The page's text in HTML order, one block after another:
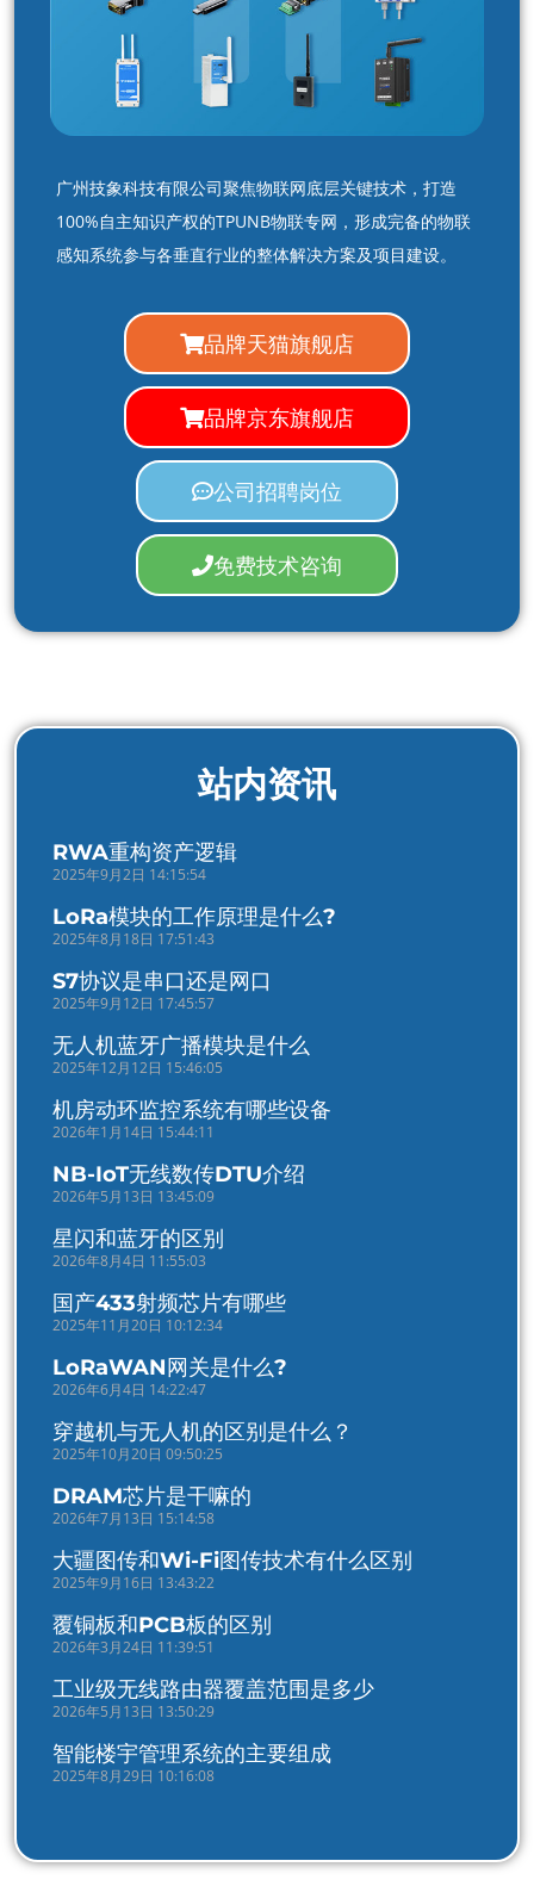
广州技象科技有限公司聚焦物联网底层关键技术，打造
100%自主知识产权的TPUNB物联专网，形成完备的物联
感知系统参与各垂直行业的整体解决方案及项目建设。
品牌天猫旗舰店
品牌京东旗舰店
公司招聘岗位
免费技术咨询
站内资讯
RWA重构资产逻辑
2025年9月2日 14:15:54
LoRa模块的工作原理是什么?
2025年8月18日 17:51:43
S7协议是串口还是网口
2025年9月12日 17:45:57
无人机蓝牙广播模块是什么
2025年12月12日 15:46:05
机房动环监控系统有哪些设备
2026年1月14日 15:44:11
NB-IoT无线数传DTU介绍
2026年5月13日 13:45:09
星闪和蓝牙的区别
2026年8月4日 11:55:03
国产433射频芯片有哪些
2025年11月20日 10:12:34
LoRaWAN网关是什么?
2026年6月4日 14:22:47
穿越机与无人机的区别是什么？
2025年10月20日 09:50:25
DRAM芯片是干嘛的
2026年7月13日 15:14:58
大疆图传和Wi-Fi图传技术有什么区别
2025年9月16日 13:43:22
覆铜板和PCB板的区别
2026年3月24日 11:39:51
工业级无线路由器覆盖范围是多少
2026年5月13日 13:50:29
智能楼宇管理系统的主要组成
2025年8月29日 10:16:08